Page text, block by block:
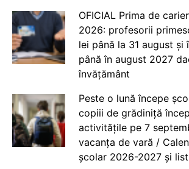
OFICIAL Prima de
2026: profesorii
lei până la 31 august
până în august 2027
învățământ
Peste o lună începe
copiii de grădiniță
activitățile pe 7
vacanța de vară /
școlar 2026-2027 și